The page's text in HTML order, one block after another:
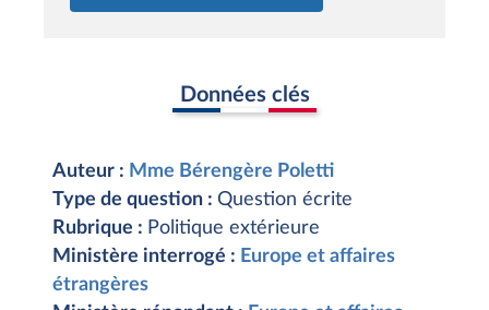
Données clés
Auteur : Mme Bérengère Poletti
Type de question : Question écrite
Rubrique : Politique extérieure
Ministère interrogé : Europe et affaires
étrangères